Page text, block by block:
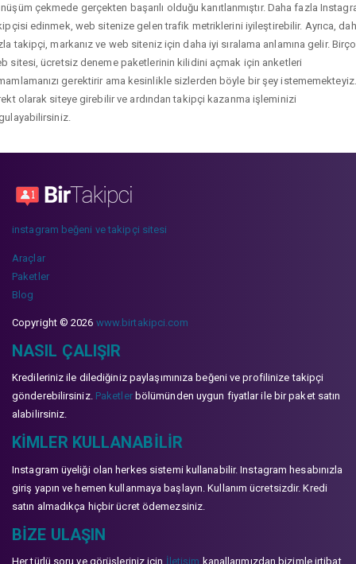
çekmede gerçekten başarılı olduğu kanıtlanmıştır. Daha fazla
edinmek, web sitenize gelen trafik metriklerini iyileştirebilir. Ayrıca,
takipçi, markanız ve web siteniz için daha iyi sıralama anlamına gelir.
sitesi, ücretsiz deneme paketlerinin kilidini açmak için anketleri
gerektirir ama kesinlikle sizlerden böyle bir şey istememekteyiz.
olarak siteye girebilir ve ardından takipçi kazanma işleminizi
instagram beğeni ve takipçi sitesi
Araçlar
Paketler
Blog
Copyright © 2026 www.birtakipci.com
NASIL ÇALIŞIR
Kredileriniz ile dilediğiniz paylaşımınıza beğeni ve profilinize takipçi
gönderebilirsiniz. Paketlerbölümünden uygun fiyatlar ile bir paket satın
alabilirsiniz.
KIMLER KULLANABILIR
Instagram üyeliği olan herkes sistemi kullanabilir. Instagram hesabınızla
giriş yapın ve hemen kullanmaya başlayın. Kullanım ücretsizdir. Kredi
satın almadıkça hiçbir ücret ödemezsiniz.
BIZE ULAŞIN
Her türlü soru ve görüşleriniz için İletişim kanallarımızdan bizimle irtibat